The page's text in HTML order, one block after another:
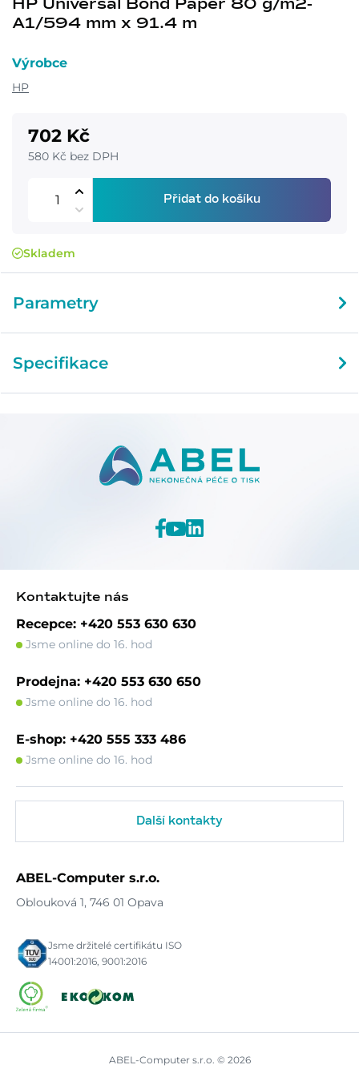
HP Universal Bond Paper 80 g/m2-
A1/594 mm x 91.4 m
Výrobce
HP
702 Kč
580 Kč bez DPH
Přidat do košíku
Skladem
Parametry
Specifikace
Kontaktujte nás
Recepce: +420 553 630 630
Jsme online do 16. hod
Prodejna: +420 553 630 650
Jsme online do 16. hod
E-shop: +420 555 333 486
Jsme online do 16. hod
Další kontakty
ABEL-Computer s.r.o.
Oblouková 1, 746 01 Opava
Jsme držitelé certifikátu ISO
14001:2016, 9001:2016
ABEL-Computer s.r.o. © 2026